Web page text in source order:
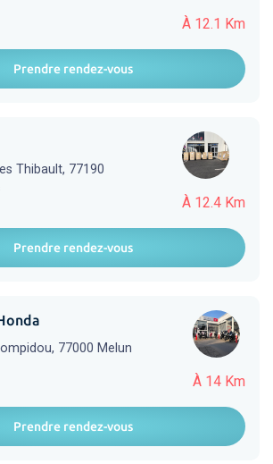
À 12.1 Km
Prendre rendez-vous
À 12.4 Km
Thibault, 77190
Prendre rendez-vous
À 14 Km
77000 Melun
Prendre rendez-vous